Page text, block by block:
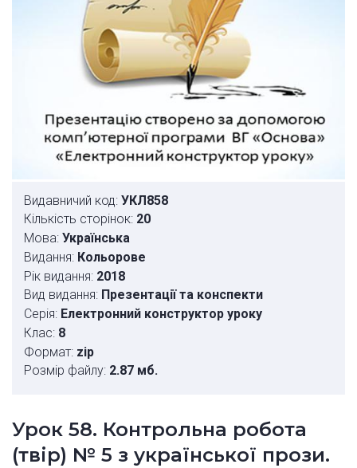
Видавничий код: УКЛ858
Кількість сторінок: 20
Мова: Українська
Видання: Кольорове
Рік видання: 2018
Вид видання: Презентації та конспекти
Серія: Електронний конструктор уроку
Клас: 8
Формат: zip
Розмір файлу: 2.87 мб.
Урок 58. Контрольна робота
(твір) № 5 з української прози.